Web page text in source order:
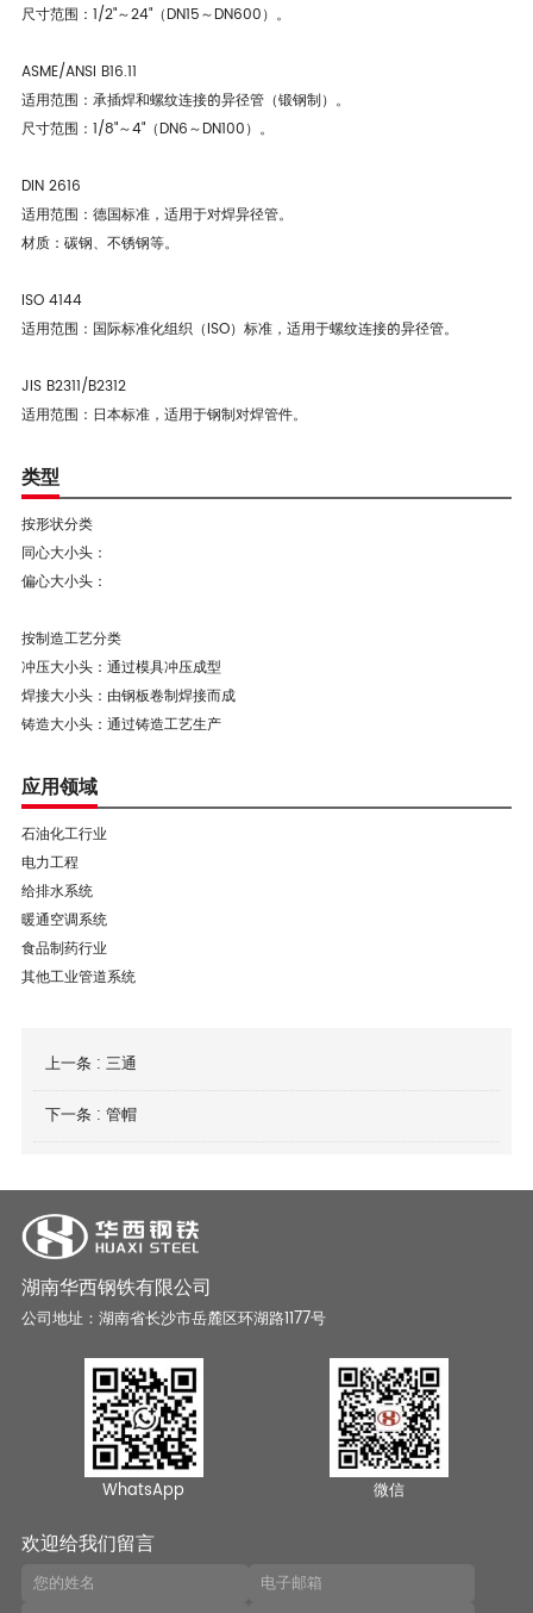
尺寸范围：1/2"～24"（DN15～DN600）。
ASME/ANSI B16.11
适用范围：承插焊和螺纹连接的异径管（锻钢制）。
尺寸范围：1/8"～4"（DN6～DN100）。
DIN 2616
适用范围：德国标准，适用于对焊异径管。
材质：碳钢、不锈钢等。
ISO 4144
适用范围：国际标准化组织（ISO）标准，适用于螺纹连接的异径管。
JIS B2311/B2312
适用范围：日本标准，适用于钢制对焊管件。
类型
按形状分类
同心大小头：
偏心大小头：
按制造工艺分类
冲压大小头：通过模具冲压成型
焊接大小头：由钢板卷制焊接而成
铸造大小头：通过铸造工艺生产
应用领域
石油化工行业
电力工程
给排水系统
暖通空调系统
食品制药行业
其他工业管道系统
上一条 : 三通
下一条 : 管帽
湖南华西钢铁有限公司
公司地址：湖南省长沙市岳麓区环湖路1177号
WhatsApp 微信
欢迎给我们留言